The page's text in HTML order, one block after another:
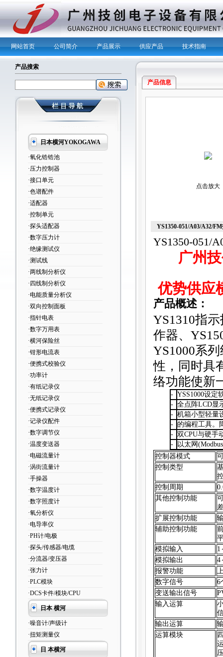
网站首页 公司简介 产品展示 供应产品 技术指南
产品搜索
日本横河YOKOGAWA
·氧化锆锆池
·压力控制器
·接口单元
·色谱配件
·适配器
·控制单元
·探头适配器
·数字压力计
·绝缘测试仪
·测试线
·两线制分析仪
·四线制分析仪
·电能质量分析仪
·双向控制面板
·指针电表
·数字万用表
·横河保险丝
·钳形电流表
·便携式校验仪
·功率计
·有纸记录仪
·无纸记录仪
·便携式记录仪
·记录仪配件
·数字调节仪
·温度变送器
·电磁流量计
·涡街流量计
·手操器
·数字温度计
·数字照度计
·氧分析仪
·电导率仪
·PH计/电极
·探头/传感器/电缆
·分流器/变压器
·张力计
·PLC模块
·DCS卡件/模块/CPU
日本 横河
·噪音计/声级计
·扭矩测量仪
日 本横河
产品信息
点击放大
YS1350-051/A03/A32/
YS1350-051/
广州
优势供应
产品概述：
YS1310指示
作器、
YS1000系
性，同时具
络功能使新
- YSS1000设定
- 全点阵LCD显
- 机箱小型轻量
- 的编程工具。
- 双CPU与硬手
- 以太网
控制器模式
控制类型
控制周期
其他控制功能
扩展控制功能
辅助控制功能
模拟输入
1
模拟输出
4
报警功能
数字信号
6
变送输出信号
输入运算
输出运算
运算模块